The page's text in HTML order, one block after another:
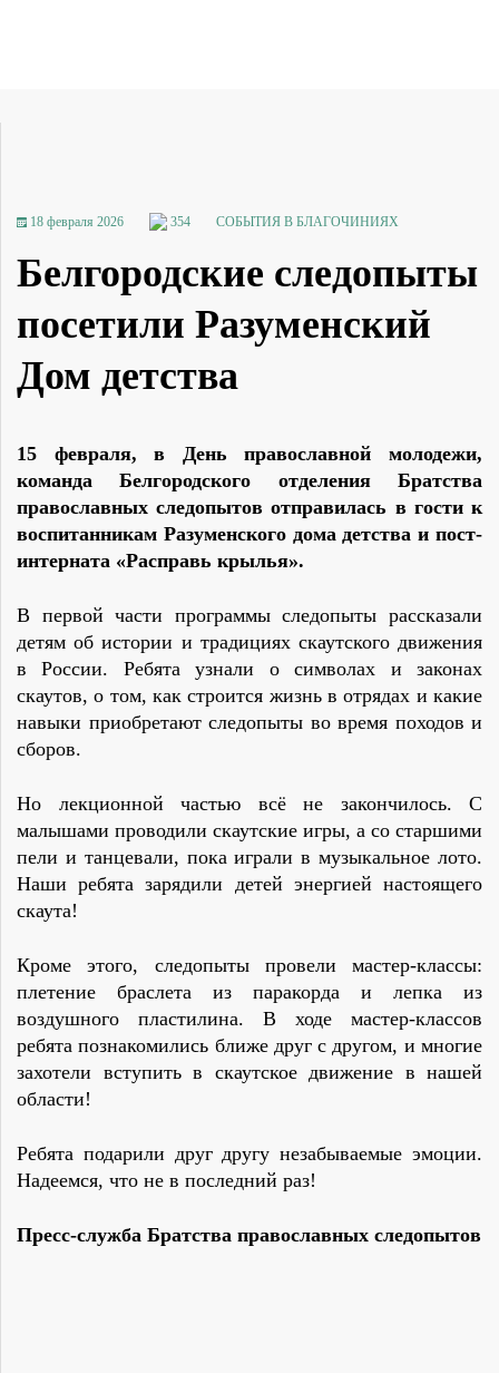
18 февраля 2026 354 СОБЫТИЯ В БЛАГОЧИНИЯХ
Белгородские следопыты
посетили Разуменский
Дом детства
15 февраля, в День православной молодежи,
команда Белгородского отделения Братства
православных следопытов отправилась в гости к
воспитанникам Разуменского дома детства и пост-
интерната «Расправь крылья».
В первой части программы следопыты рассказали
детям об истории и традициях скаутского движения
в России. Ребята узнали о символах и законах
скаутов, о том, как строится жизнь в отрядах и какие
навыки приобретают следопыты во время походов и
сборов.
Но лекционной частью всё не закончилось. С
малышами проводили скаутские игры, а со старшими
пели и танцевали, пока играли вмузыкальное лото.
Наши ребятазарядили детей энергией настоящего
скаута!
Кроме этого, следопыты провели мастер-классы:
плетение браслета из паракорда и лепка из
воздушного пластилина. В ходе мастер-классов
ребята познакомились ближе друг с другом, и многие
захотели вступить в скаутское движение в нашей
области!
Ребята подарили друг другу незабываемые эмоции.
Надеемся, что не в последний раз!
Пресс-служба Братства православных следопытов